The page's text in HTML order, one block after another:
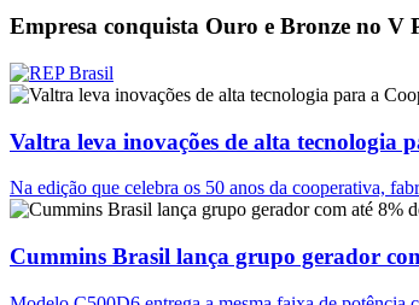
Empresa conquista Ouro e Bronze no V
Valtra leva inovações de alta tecnologia
Na edição que celebra os 50 anos da cooperativa,
Cummins Brasil lança grupo gerador